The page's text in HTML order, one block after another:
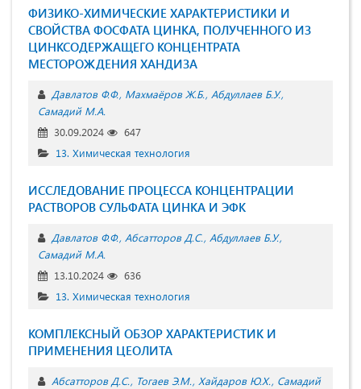
ФИЗИКО-ХИМИЧЕСКИЕ ХАРАКТЕРИСТИКИ И
СВОЙСТВА ФОСФАТА ЦИНКА, ПОЛУЧЕННОГО ИЗ
ЦИНКСОДЕРЖАЩЕГО КОНЦЕНТРАТА
МЕСТОРОЖДЕНИЯ ХAНДИЗА
Давлатов Ф.Ф. Махмаёров Ж.Б. Абдуллаев Б.У.
Самадий М.А.
30.09.2024
647
13. Химическая технология
ИССЛЕДОВАНИЕ ПРОЦЕССА КОНЦЕНТРАЦИИ
РАСТВОРОВ СУЛЬФАТА ЦИНКА И ЭФК
Давлатов Ф.Ф. Абсатторов Д.С. Абдуллаев Б.У.
Самадий М.А.
13.10.2024
636
13. Химическая технология
КОМПЛЕКСНЫЙ ОБЗОР ХАРАКТЕРИСТИК И
ПРИМЕНЕНИЯ ЦЕОЛИТА
Абсатторов Д.С. Тогаев Э.М. Хайдаров Ю.Х. Самадий